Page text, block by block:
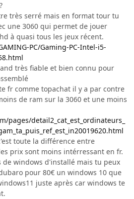
très serré mais en format tour tu
une 3060 qui permet de jouer
à quasi tous les jeux récent.
PC/Gaming-PC-Intel-i5-
très fiable et bien connu pour
fr comme topachat il y a par contre
de ram sur la 3060 et une moins
pages/detail2_cat_est_ordinateurs_
toute la différence entre
prix sont moins intérressant en fr.
de windows d'installé mais tu peux
pour 80€ un windows 10 que
juste après car windows te